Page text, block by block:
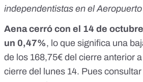
independentistas en el
Aena cerró con el 14 de
un 0,47%, lo que significa una
de los 168,75€ del cierre anterior
cierre del lunes 14. Pues